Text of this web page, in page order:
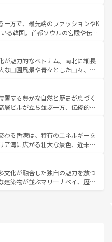
実しており、サーフィンやダイ
、アウトドア好きにはたまらな
彩な魅力を存分に味わいつくそ
ある台湾東部など、都市の喧騒
ており、訪れる人に新しい発見と
。また、奥深い台湾の食文化も魅
ツなど、バラエティ豊かな料理
お、新着の台湾情報は コンテンツ一覧を参
一方で、最先端のファッションやK
る韓国。首都ソウルの宮殿や伝統
季折々の自然美を楽しむことが
や焼肉、絶品のストリートフード
理が待っている。夜には、韓国な
国の多彩な魅力を心ゆくまで味
みてほしい。 なお、新着の韓国情報はコンテンツ一
が魅力的なベトナム。南北に細長
な田園風景や青々とした山々、世
づく。ハノイの古い町並みやホ
治時代の建物も、独特の雰囲気を
バラエティの豊かさとおいしさで
、ベトナムコーヒーなどは、ぜ
の地域を訪れてもあたたかい人々
ので、きっと忘れられない旅にな
置する豊かな自然と歴史が息づく
層ビルが立ち並ぶ一方、伝統的な
部ではチェンマイなどの山岳地
部ではプーケットやクラビの美し
を楽しむことができる。タイ料理
で、どの季節にも異なる楽しみ
すいタイの人々、仏教を中心とし
光資源が、訪れる旅人を魅了し続
わる香港は、特有のエネルギーを
ア湾に広がる壮大な景色、近未来
るはず。観光スポットが密集し
ろを回れるのも魅力。息をのむよ
験まで、香港を存分に楽しみ尽く
文化が融合した独自の魅力を放つ
建築物が並ぶマリーナベイ、歴史
情を楽しめる外せないスポット